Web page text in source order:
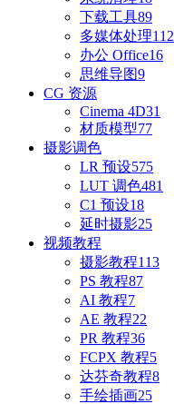
下载工具89
多媒体处理112
办公 Office16
思维导图9
CG 资源
Cinema 4D31
材质模型77
摄影调色
LR 预设575
LUT 调色481
C1 预设18
延时摄影25
视频教程
摄影教程113
PS 教程87
AI 教程7
AE 教程22
PR 教程36
FCPX 教程5
达芬奇教程8
手绘插画25